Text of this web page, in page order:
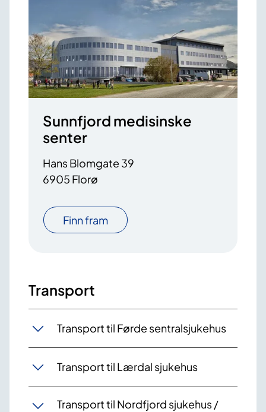
Sunnfjord medisinske
senter
Hans Blomgate 39
6905 Florø
Finn fram
Transport
Transport til Førde sentralsjukehus
Transport til Lærdal sjukehus
Transport til Nordfjord sjukehus /